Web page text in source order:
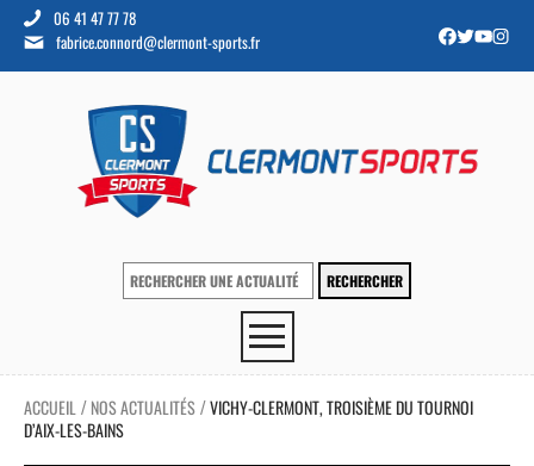
06 41 47 77 78
fabrice.connord@clermont-sports.fr
ACCUEIL / NOS ACTUALITÉS /VICHY-CLERMONT, TROISIÈME DU TOURNOI
D’AIX-LES-BAINS